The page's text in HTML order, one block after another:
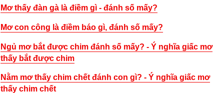
Mơ thấy đàn gà là điềm gì - đánh số mấy?
Mơ con công là điềm báo gì, đánh số mấy?
Ngủ mơ bắt được chim đánh số mấy? - Ý nghĩa giấc mơ
thấy bắt được chim
Nằm mơ thấy chim chết đánh con gì? - Ý nghĩa giấc mơ
thấy chim chết